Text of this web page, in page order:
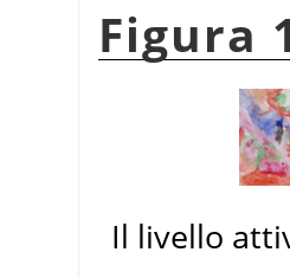
Figura
Il livello